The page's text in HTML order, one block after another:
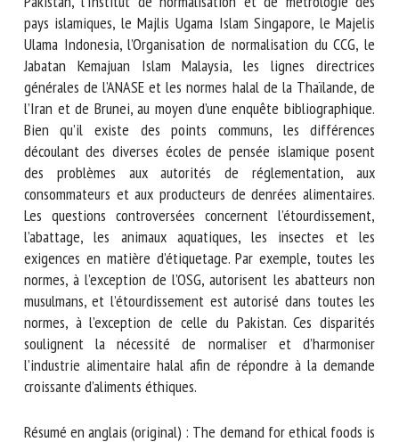
normalisation et de métrologie des pays islamiques, le
Majlis Ugama Islam Singapore, le Majelis Ulama Indonesia,
l’Organisation de normalisation du CCG, le Jabatan Kemajuan
Islam Malaysia, les lignes directrices générales de l’ANASE
et les normes halal de la Thaïlande, de l’Iran et de Brunei,
au moyen d’une enquête bibliographique. Bien qu’il existe
des points communs, les différences découlant des diverses
écoles de pensée islamique posent des problèmes aux
autorités de réglementation, aux consommateurs et aux
producteurs de denrées alimentaires. Les questions
controversées concernent l’étourdissement, l’abattage, les
animaux aquatiques, les insectes et les exigences en
matière d’étiquetage. Par exemple, toutes les normes, à
l’exception de l’OSG, autorisent les abatteurs non
musulmans, et l’étourdissement est autorisé dans toutes les
normes, à l’exception de celle du Pakistan. Ces disparités
soulignent la nécessité de normaliser et d’harmoniser
l’industrie alimentaire halal afin de répondre à la demande
informations saisies soient utilisées dans le cadre de la
relation avec le CNR BEA. *
Les champs suivis de * sont obligatoires